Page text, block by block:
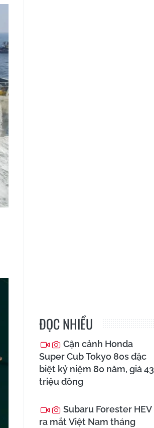
ĐỌC NHIỀU
Cận cảnh Honda
Super Cub Tokyo 80s đặc
biệt kỷ niệm 80 năm, giá 43
triệu đồng
Subaru Forester HEV
ra mắt Việt Nam tháng